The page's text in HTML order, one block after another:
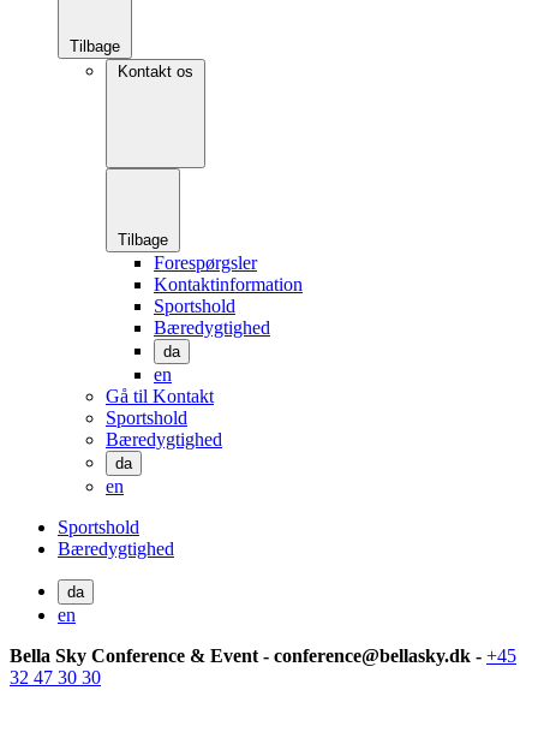
Tilbage
Kontakt os
Tilbage
Forespørgsler
Kontaktinformation
Sportshold
Bæredygtighed
da
en
Gå til Kontakt
Sportshold
Bæredygtighed
da
en
Sportshold
Bæredygtighed
da
en
Bella Sky Conference & Event - conference@bellasky.dk - +45
32 47 30 30